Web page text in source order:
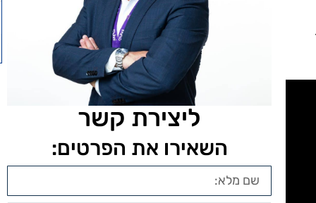
ליצירת קשר
השאירו את הפרטים: